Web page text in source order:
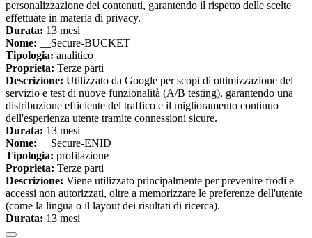
personalizzazione dei contenuti, garantendo il rispetto delle scelte
effettuate in materia di privacy.
Durata: 13 mesi
Nome: __Secure-BUCKET
Tipologia: analitico
Proprieta: Terze parti
Descrizione: Utilizzato da Google per scopi di ottimizzazione del
servizio e test di nuove funzionalità (A/B testing), garantendo una
distribuzione efficiente del traffico e il miglioramento continuo
dell'esperienza utente tramite connessioni sicure.
Durata: 13 mesi
Nome: __Secure-ENID
Tipologia: profilazione
Proprieta: Terze parti
Descrizione: Viene utilizzato principalmente per prevenire frodi e
accessi non autorizzati, oltre a memorizzare le preferenze dell'utente
(come la lingua o il layout dei risultati di ricerca).
Durata: 13 mesi